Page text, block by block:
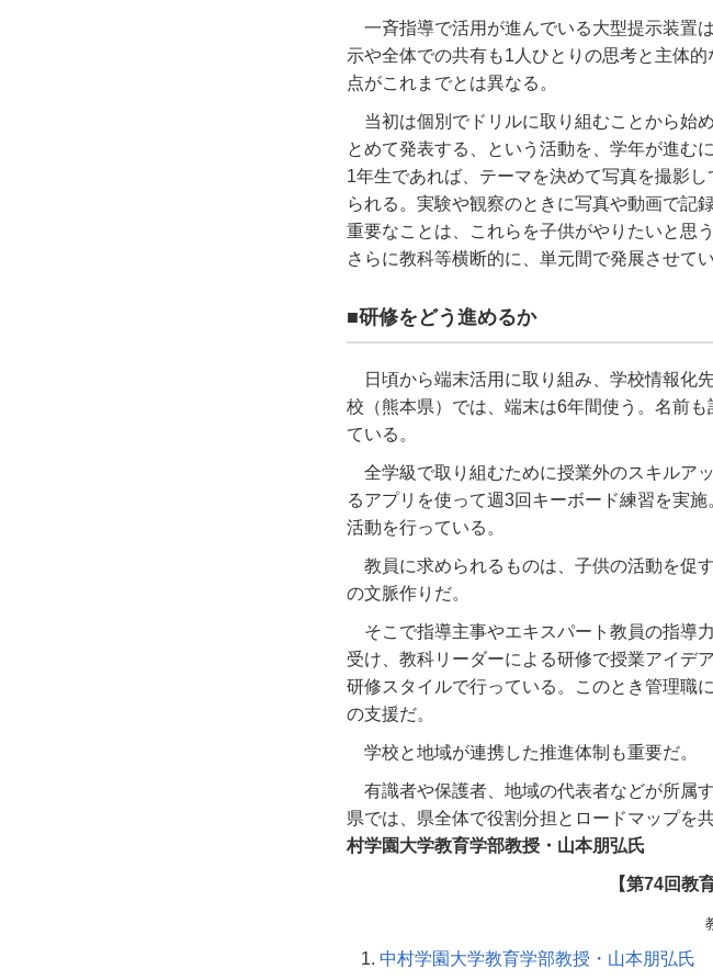
一斉指導で活用が進んでいる大型提示装置は
示や全体での共有も1 人ひとりの思考と主体
点がこれまでとは異なる。
当初は個別でドリルに取り組むことから始
とめて発表する、という活動を、学年が進む
1年生であれば、テーマを決めて写真を撮影
られる。実験や観察のときに写真や動画で記
重要なことは、これらを子供がやりたいと思
さらに教科等横断的に、単元間で発展させて
■研修をどう進めるか
日頃から端末活用に取り組み、学校情報化
校（熊本県）では、端末は6年間使う。名前
ている。
全学級で取り組むために授業外のスキルア
るアプリを使って週3回キーボード練習を実施
活動を行っている。
教員に求められるものは、子供の活動を促
の文脈作りだ。
そこで指導主事やエキスパート教員の指導
受け、教科リーダーによる研修で授業アイデ
研修スタイルで行っている。このとき管理職
の支援だ。
学校と地域が連携した推進体制も重要だ。
有識者や保護者、地域の代表者などが所属
県では、県全体で役割分担とロードマップを
村学園大学教育学部教授・山本朋弘氏
【第74回教
中村学園大学教育学部教授・山本朋弘氏